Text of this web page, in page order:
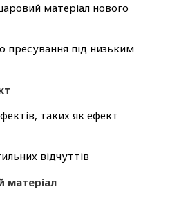
матеріал нового
пресування під низьким
таких як ефект
відчуттів
матеріал